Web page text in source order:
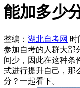
能加多少
整编： 湖北自考网 时
参加自考的人群大部
间少，因此在这种条
式进行提升自己，那
分？一起看下。